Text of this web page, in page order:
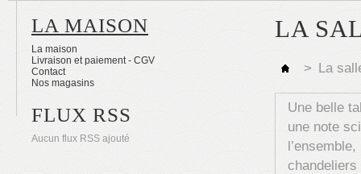
LA MAISON
La maison
Livraison et paiement - CGV
Contact
Nos magasins
FLUX RSS
Aucun flux RSS ajouté
LA
> La
Une belle
une note